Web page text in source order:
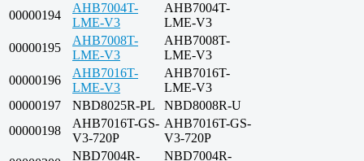
00000194
AHB7004T-
LME-V3
AHB7004T-
LME-V3
00000195
AHB7008T-
LME-V3
AHB7008T-
LME-V3
00000196
AHB7016T-
LME-V3
AHB7016T-
LME-V3
00000197
NBD8025R-PL
NBD8008R-U
00000198
AHB7016T-GS-
V3-720P
AHB7016T-GS-
V3-720P
NBD7004R- NBD7004R-